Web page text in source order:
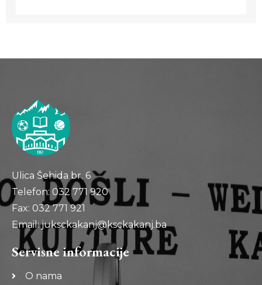
Ulica Šehida br. 6
Telefon: 032 771 920
Fax: 032 771 921
Email: juksckakanj@ksckakanj.ba
Servisne informacije
O nama